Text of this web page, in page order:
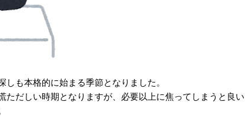
も本格的に始まる季節となりました。
ただしい時期となりますが、必要以上に焦ってしまうと良い